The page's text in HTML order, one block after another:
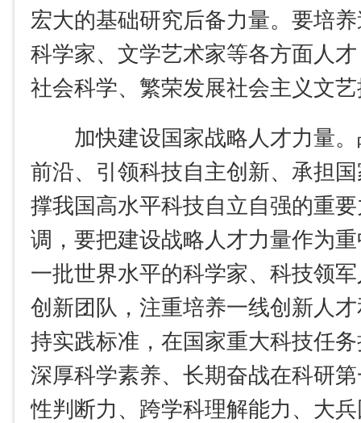
宏大的基础研究后备力量。要培
科学家、文学艺术家等各方面人
社会科学、繁荣发展社会主义文
加快建设国家战略人才力量。
前沿、引领科技自主创新、承担
撑我国高水平科技自立自强的重
调，要把建设战略人才力量作为
一批世界水平的科学家、科技领
创新团队，注重培养一线创新人
持实践标准，在国家重大科技任
深厚科学素养、长期奋战在科研
性判断力、跨学科理解能力、大